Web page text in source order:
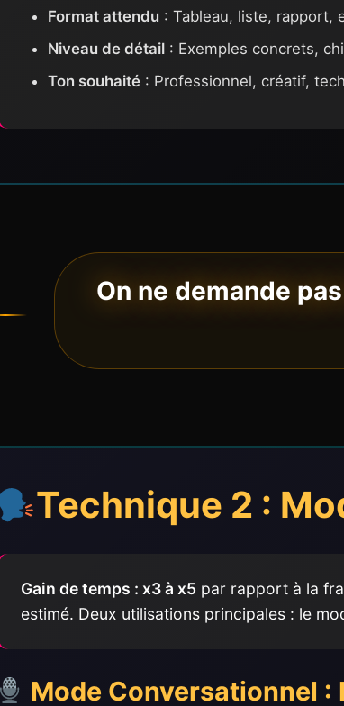
Format attendu : Tableau, liste, rapport,
Niveau de détail : Exemples concrets,
Ton souhaité : Professionnel, créatif,
On ne demande
Technique 2 :
Gain de temps : x3 à x5 par rapport à la
estimé. Deux utilisations principales : le
Mode Conversationnel